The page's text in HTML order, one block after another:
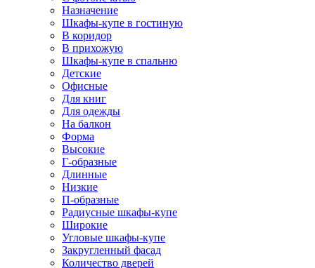
Назначение
Шкафы-купе в гостиную
В коридор
В прихожую
Шкафы-купе в спальню
Детские
Офисные
Для книг
Для одежды
На балкон
Форма
Высокие
Г-образные
Длинные
Низкие
П-образные
Радиусные шкафы-купе
Широкие
Угловые шкафы-купе
Закругленный фасад
Количество дверей